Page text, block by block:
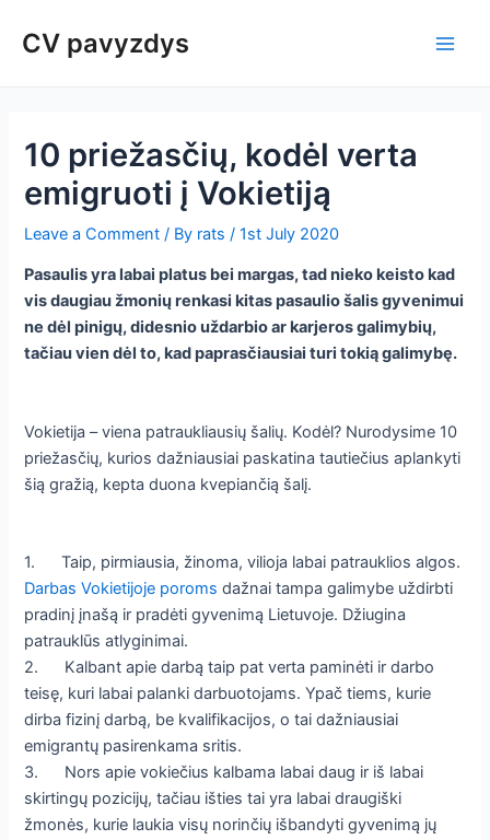
CV pavyzdys
10 priežasčių, kodėl verta
emigruoti į Vokietiją
Leave a Comment / By rats/1st July 2020
Pasaulis yra labai platus bei margas, tad nieko keisto kad
vis daugiau žmonių renkasi kitas pasaulio šalis gyvenimui
ne dėl pinigų, didesnio uždarbio ar karjeros galimybių,
tačiau vien dėl to, kad paprasčiausiai turi tokią galimybę.
Vokietija – viena patraukliausių šalių. Kodėl? Nurodysime 10
priežasčių, kurios dažniausiai paskatina tautiečius aplankyti
šią gražią, kepta duona kvepiančią šalį.
1. Taip, pirmiausia, žinoma, vilioja labai patrauklios algos.
Darbas Vokietijoje poroms dažnai tampa galimybe uždirbti
pradinį įnašą ir pradėti gyvenimą Lietuvoje. Džiugina
patrauklūs atlyginimai.
2. Kalbant apie darbą taip pat verta paminėti ir darbo
teisę, kuri labai palanki darbuotojams. Ypač tiems, kurie
dirba fizinį darbą, be kvalifikacijos, o tai dažniausiai
emigrantų pasirenkama sritis.
3. Nors apie vokiečius kalbama labai daug ir iš labai
skirtingų pozicijų, tačiau išties tai yra labai draugiški
žmonės, kurie laukia visų norinčių išbandyti gyvenimą jų
navigation